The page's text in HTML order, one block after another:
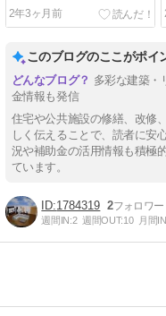
2年3ヶ月前
このブログのここがポイ
多彩な建築・
金情報も発信
住宅や公共施設の修繕、改修
しく伝えることで、読者に安
況や補助金の活用情報も積極
ています。
1784319 2
週間IN:2 週間OUT:10 月間